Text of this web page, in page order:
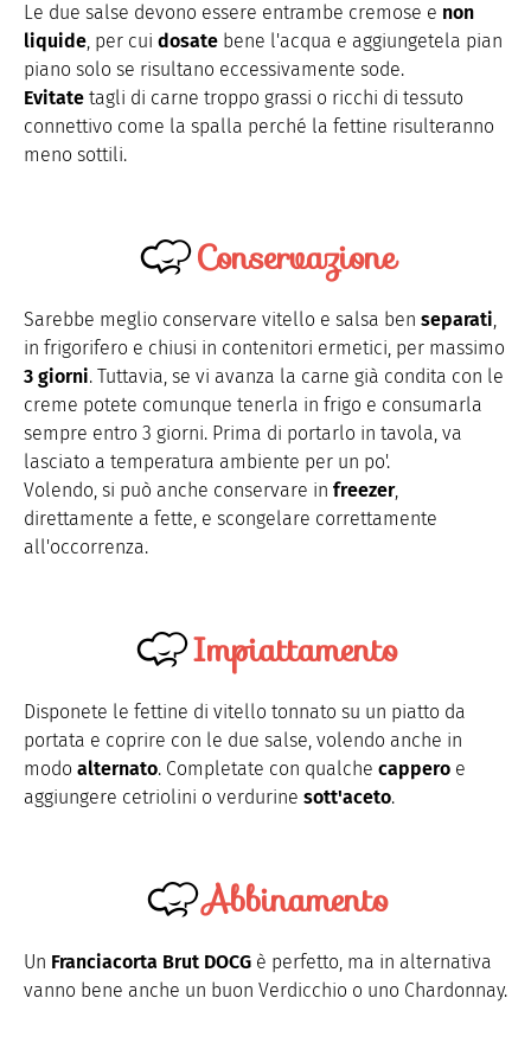
Le due salse devono essere entrambe cremose e non
liquide, per cui dosate bene l'acqua e aggiungetela pian
piano solo se risultano eccessivamente sode.
Evitate tagli di carne troppo grassi o ricchi di tessuto
connettivo come la spalla perché la fettine risulteranno
meno sottili.
Conservazione
Sarebbe meglio conservare vitello e salsa ben separati,
in frigorifero e chiusi in contenitori ermetici, per massimo
3 giorni. Tuttavia, se vi avanza la carne già condita con le
creme potete comunque tenerla in frigo e consumarla
sempre entro 3 giorni. Prima di portarlo in tavola, va
lasciato a temperatura ambiente per un po'.
Volendo, si può anche conservare in freezer,
direttamente a fette, e scongelare correttamente
all'occorrenza.
Impiattamento
Disponete le fettine di vitello tonnato su un piatto da
portata e coprire con le due salse, volendo anche in
modo alternato. Completate con qualche cappero e
aggiungere cetriolini o verdurine sott'aceto.
Abbinamento
Un Franciacorta Brut DOCG è perfetto, ma in alternativa
vanno bene anche un buon Verdicchio o uno Chardonnay.